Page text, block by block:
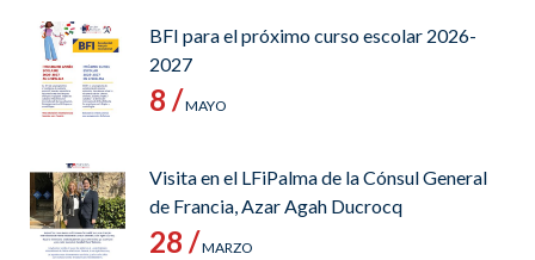
BFI para el próximo curso escolar 2026-
2027
8 /MAYO
Visita en el LFiPalma de la Cónsul General
de Francia, Azar Agah Ducrocq
28 /MARZO